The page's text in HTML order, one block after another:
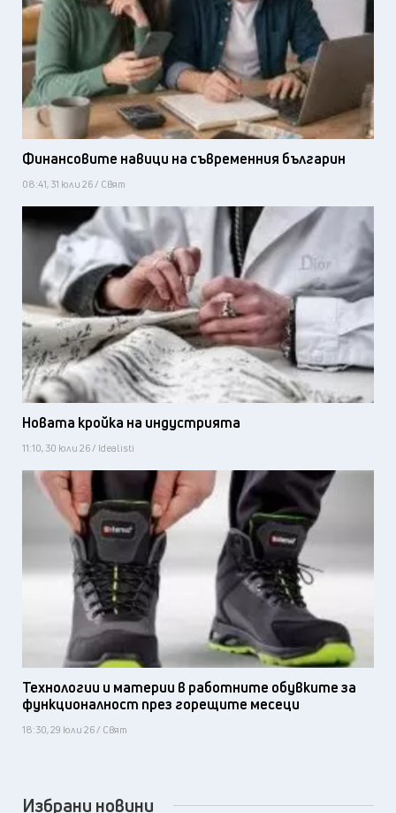
Финансовите навици на съвременния българин
08:41, 31 юли 26 / Свят
Новата кройка на индустрията
11:10, 30 юли 26 / Idealisti
Технологии и материи в работните обувките за
функционалност през горещите месеци
18:30, 29 юли 26 / Свят
Избрани новини